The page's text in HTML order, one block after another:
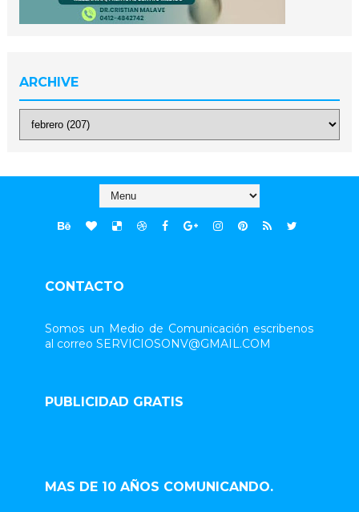
ARCHIVE
CONTACTO
Somos un Medio de Comunicación escribenos
al correo SERVICIOSONV@GMAIL.COM
PUBLICIDAD GRATIS
MAS DE 10 AÑOS COMUNICANDO.